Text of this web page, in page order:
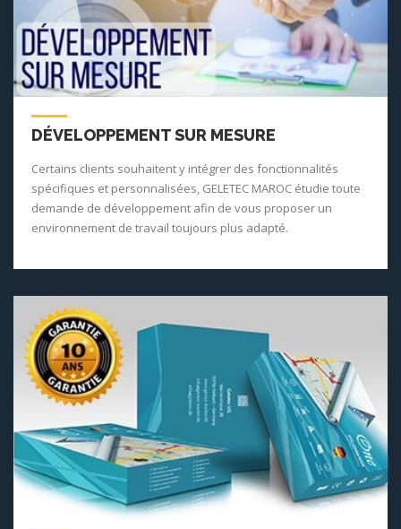
DÉVELOPPEMENT SUR MESURE
Certains clients souhaitent y intégrer des fonctionnalités
spécifiques et personnalisées, GELETEC MAROC étudie toute
demande de développement afin de vous proposer un
environnement de travail toujours plus adapté.